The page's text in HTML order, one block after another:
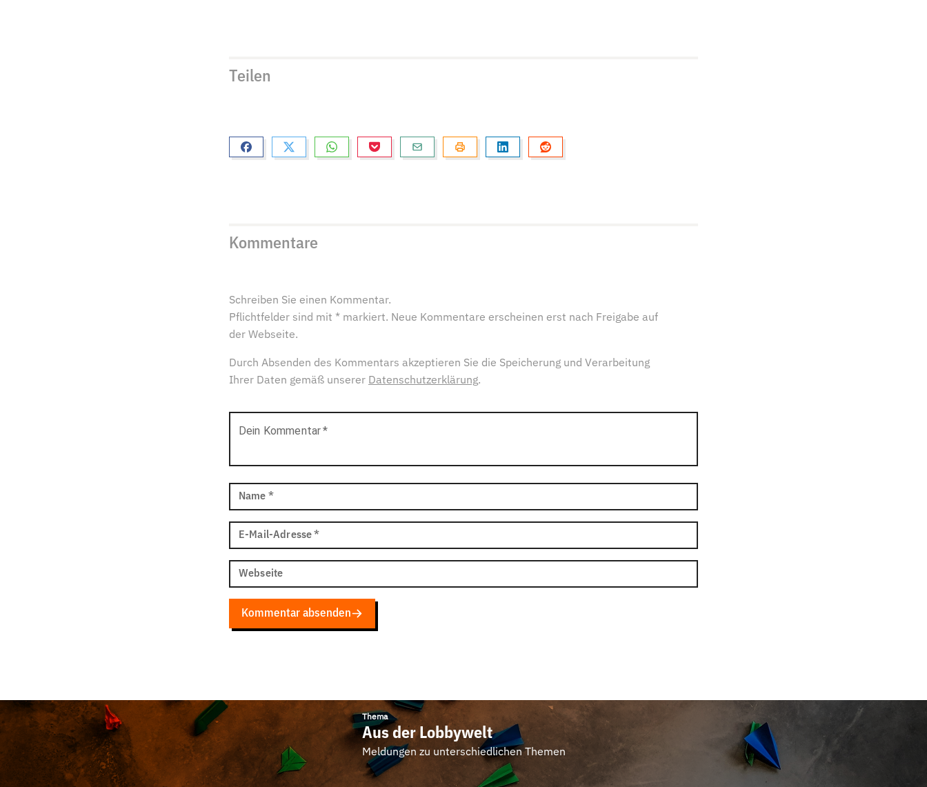
Teilen
Kommentare
Schreiben Sie einen Kommentar.
Pflichtfelder sind mit * markiert. Neue Kommentare erscheinen erst nach Freigabe auf
der Webseite.
Durch Absenden des Kommentars akzeptieren Sie die Speicherung und Verarbeitung
Ihrer Daten gemäß unserer Datenschutzerklärung.
Dein Kommentar*
Name *
E-Mail-Adresse *
Webseite
Kommentar absenden
Thema
Aus der Lobbywelt
Meldungen zu unterschiedlichen Themen